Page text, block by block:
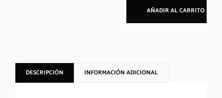
AÑADIR AL CARRITO
DESCRIPCIÓN INFORMACIÓN ADICIONAL